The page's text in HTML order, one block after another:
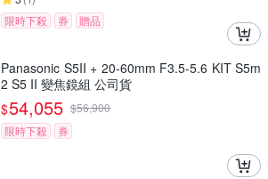
限時下殺 券 贈品
Panasonic S5II + 20-60mm F3.5-5.6 KIT S5m
2 S5 II 變焦鏡組 公司貨
$54,055 $56,900
限時下殺
券